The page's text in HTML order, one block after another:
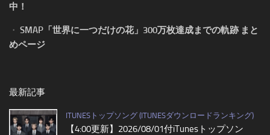
中！
・ SMAP「世界に一つだけの花」300万枚達成までの軌跡 まと
めページ
最新記事
ITUNESトップソング (ITUNESダウンロードランキング)
【4:00更新】2026/08/01付iTunesトップソン